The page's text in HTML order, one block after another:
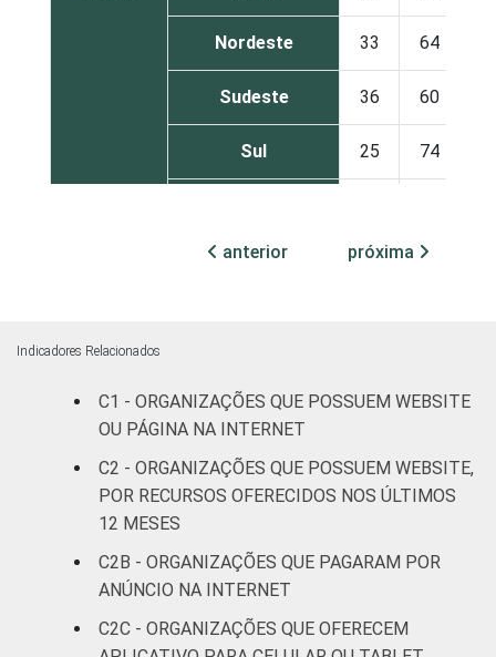
Nordeste 33 64
Sudeste 36 60
Sul 25 74
Associações
recreação
pesquisa
38 62
e defesa de
direitos
32 65
Religião 32
anterior próxima
Indicadores Relacionados
C1 - ORGANIZAÇÕES QUE POSSUEM WEBSITE
OU PÁGINA NA INTERNET
C2 - ORGANIZAÇÕES QUE POSSUEM WEBSITE,
POR RECURSOS OFERECIDOS NOS ÚLTIMOS
12 MESES
C2B - ORGANIZAÇÕES QUE PAGARAM POR
ANÚNCIO NA INTERNET
C2C - ORGANIZAÇÕES QUE OFERECEM